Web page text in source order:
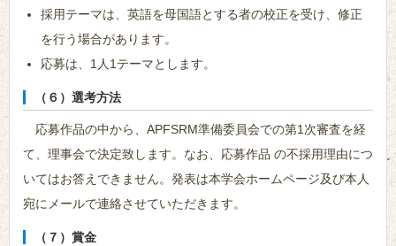
採用テーマは、英語を母国語とする者の校正を受け、修正
を行う場合があります。
応募は、1人1テーマとします。
（６）選考方法
応募作品の中から、APFSRM準備委員会での第1次審査を経
て、理事会で決定致します。なお、応募作品 の不採用理由につ
いてはお答えできません。発表は本学会ホームページ及び本人
宛にメールで連絡させていただきます。
（７）賞金